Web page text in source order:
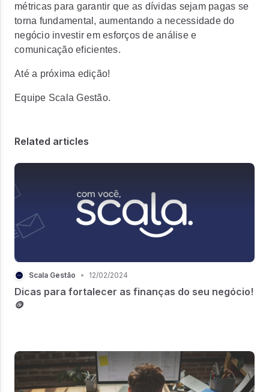
métricas para garantir que as dívidas sejam pagas se
torna fundamental, aumentando a necessidade do
negócio investir em esforços de análise e
comunicação eficientes.
Até a próxima edição!
Equipe Scala Gestão.
Related articles
Scala Gestão • 12/02/2024
Dicas para fortalecer as finanças do seu negócio!
🪙